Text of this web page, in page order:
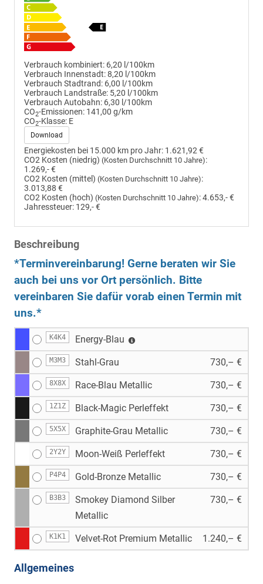
Verbrauch kombiniert: 6,20 l/100km
Verbrauch Innenstadt:8,20 l/100km
Verbrauch Stadtrand: 6,00 l/100km
Verbrauch Landstraße: 5,20 l/100km
Verbrauch Autobahn: 6,30 l/100km
CO2-Emissionen: 141,00 g/km
CO2-Klasse: E
Download
Energiekosten bei 15.000 km pro Jahr: 1.621,92 €
CO2 Kosten (niedrig) (Kosten Durchschnitt 10 Jahre):
1.269,- €
CO2 Kosten (mittel) (Kosten Durchschnitt 10 Jahre):
3.013,88 €
CO2 Kosten (hoch) (Kosten Durchschnitt 10 Jahre):4.653,- €
Jahressteuer: 129,- €
Beschreibung
*Terminvereinbarung! Gerne beraten wir Sie
auch bei uns vor Ort persönlich. Bitte
vereinbaren Sie dafür vorab einen Termin mit
uns.*
K4K4 Energy-Blau
M3M3 Stahl-Grau 730,– €
8X8X Race-Blau Metallic 730,– €
1Z1Z Black-Magic Perleffekt 730,– €
5X5X Graphite-Grau Metallic 730,– €
2Y2Y Moon-Weiß Perleffekt 730,– €
P4P4 Gold-Bronze Metallic 730,– €
B3B3
Smokey Diamond Silber
Metallic
730,– €
K1K1 Velvet-Rot Premium Metallic 1.240,– €
Allgemeines